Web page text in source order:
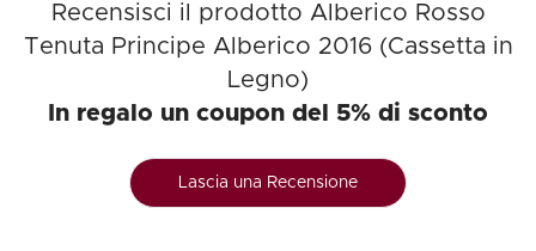
Recensisci il prodotto Alberico Rosso
Tenuta Principe Alberico 2016 (Cassetta in
Legno)
In regalo un coupon del 5% di sconto
Lascia una Recensione